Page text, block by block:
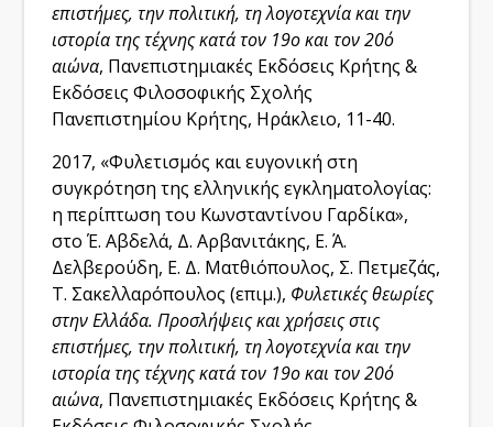
επιστήμες, την πολιτική, τη λογοτεχνία και την
ιστορία της τέχνης κατά τον 19ο και τον 20ό
αιώνα, Πανεπιστημιακές Εκδόσεις Κρήτης &
Εκδόσεις Φιλοσοφικής Σχολής
Πανεπιστημίου Κρήτης, Ηράκλειο, 11-40.
2017, «Φυλετισμός και ευγονική στη
συγκρότηση της ελληνικής εγκληματολογίας:
η περίπτωση του Κωνσταντίνου Γαρδίκα»,
στο Έ. Αβδελά, Δ. Αρβανιτάκης, Ε. Ά.
Δελβερούδη, Ε. Δ. Ματθιόπουλος, Σ. Πετμεζάς,
Τ. Σακελλαρόπουλος (επιμ.), Φυλετικές θεωρίες
στην Ελλάδα. Προσλήψεις και χρήσεις στις
επιστήμες, την πολιτική, τη λογοτεχνία και την
ιστορία της τέχνης κατά τον 19ο και τον 20ό
αιώνα, Πανεπιστημιακές Εκδόσεις Κρήτης &